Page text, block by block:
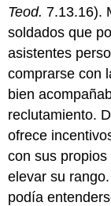
Teod. 7.13.16).
soldados que
asistentes
comprarse con
bien
reclutamiento.
ofrece
con sus
elevar su
podía